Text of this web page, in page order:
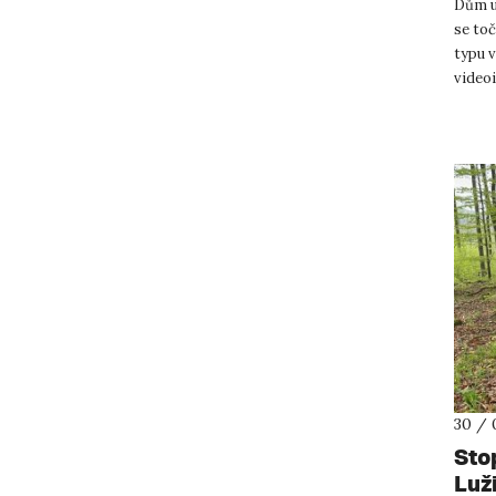
Dům
se
typu
30 /